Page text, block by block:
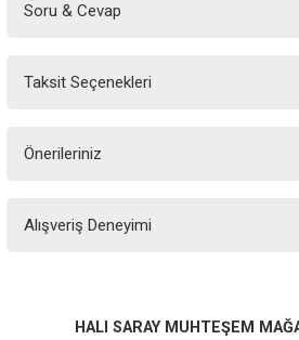
Soru & Cevap
Taksit Seçenekleri
Önerileriniz
yetersiz gördüğünüz noktaları öneri formunu
Ürün resmi kalitesiz, bozuk veya
Alışveriş Deneyimi
Sitemize ilk yorumu siz
HALI SARAY MUHTEŞEM